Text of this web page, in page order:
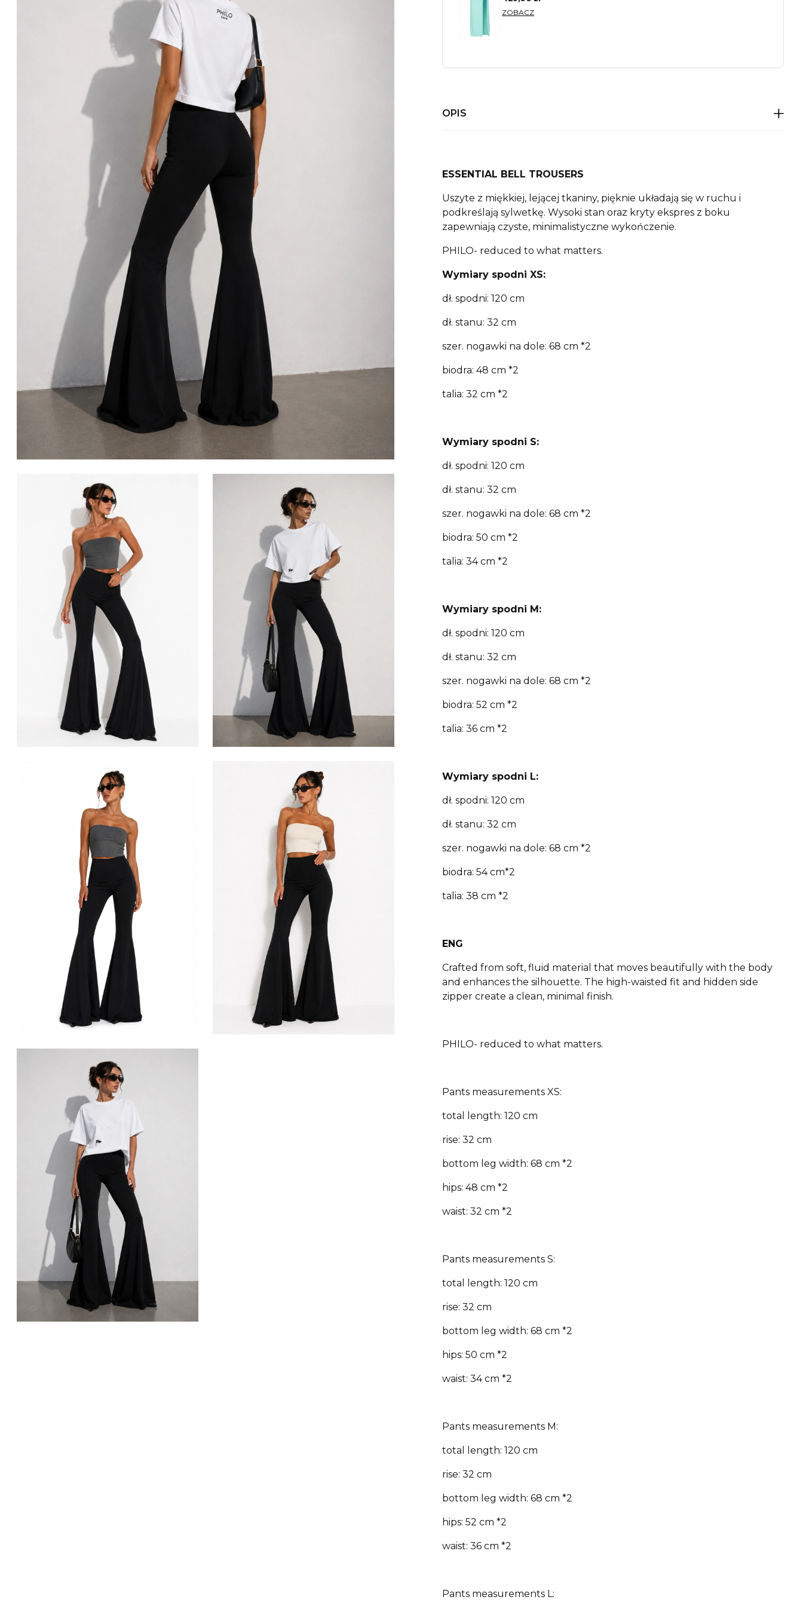
ZOBACZ
OPIS
ESSENTIAL BELL TROUSERS
Uszyte z miękkiej, lejącej tkaniny, pięknie układają się w ruchu i
podkreślają sylwetkę. Wysoki stan oraz kryty ekspres z boku
zapewniają czyste, minimalistyczne wykończenie.
PHILO- reduced to what matters.
Wymiary spodni XS:
dł. spodni: 120 cm
dł. stanu: 32 cm
szer. nogawki na dole: 68 cm *2
biodra: 48 cm *2
talia: 32 cm *2
Wymiary spodni S:
dł. spodni: 120 cm
dł. stanu: 32 cm
szer. nogawki na dole: 68 cm *2
biodra: 50 cm *2
talia: 34 cm *2
Wymiary spodni M:
dł. spodni: 120 cm
dł. stanu: 32 cm
szer. nogawki na dole: 68 cm *2
biodra: 52 cm *2
talia: 36 cm *2
Wymiary spodni L:
dł. spodni: 120 cm
dł. stanu: 32 cm
szer. nogawki na dole: 68 cm *2
biodra: 54 cm*2
talia: 38 cm *2
ENG
Crafted from soft, fluid material that moves beautifully with the body
and enhances the silhouette. The high-waisted fit and hidden side
zipper create a clean, minimal finish.
PHILO- reduced to what matters.
Pants measurements XS:
total length: 120 cm
rise: 32 cm
bottom leg width: 68 cm *2
hips: 48 cm *2
waist: 32 cm *2
Pants measurements S:
total length: 120 cm
rise: 32 cm
bottom leg width: 68 cm *2
hips: 50 cm *2
waist: 34 cm *2
Pants measurements M:
total length: 120 cm
rise: 32 cm
bottom leg width: 68 cm *2
hips: 52 cm *2
waist: 36 cm *2
Pants measurements L: